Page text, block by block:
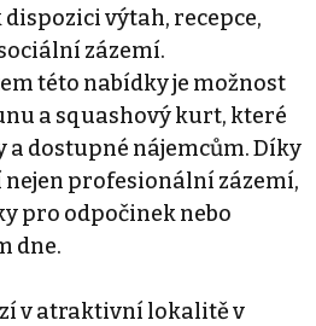
dispozici výtah, recepce,
zázemí.
této nabídky je možnost
a squashový kurt, které
a dostupné nájemcům. Díky
profesionální zázemí,
pro odpočinek nebo
dne.
v atraktivní lokalitě v